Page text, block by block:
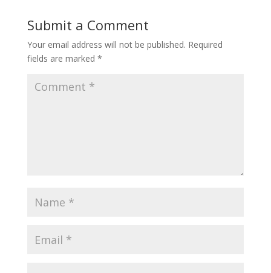
Submit a Comment
Your email address will not be published. Required
fields are marked *